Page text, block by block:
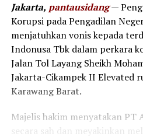
Jakarta, pantausidang—
Korupsi pada Pengadilan
menjatuhkan vonis kepada
Indonusa Tbk dalam perkara
Jalan Tol Layang Sheikh
Jakarta-Cikampek II Elevated
Karawang Barat.
Majelis hakim menyatakan
secara sah dan meyakinkan